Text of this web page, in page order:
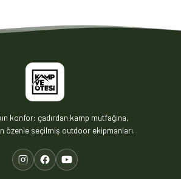
konfor: çadırdan kamp mutfağına,
özenle seçilmiş outdoor ekipmanları.